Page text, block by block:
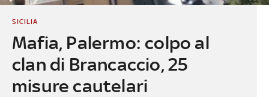
Mafia, Palermo: colpo al
clan di Brancaccio, 25
misure cautelari
SICILIA